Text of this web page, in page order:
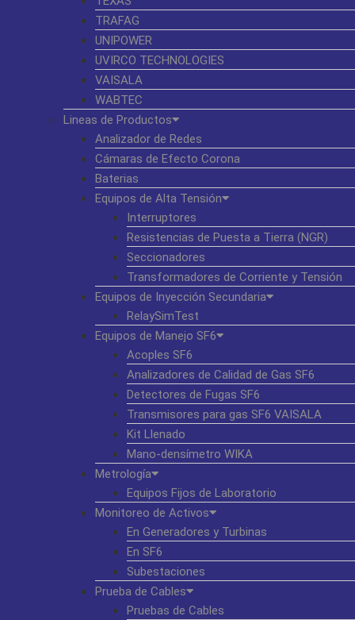
TRAFAG
UNIPOWER
UVIRCO TECHNOLOGIES
VAISALA
WABTEC
Lineas de Productos
Analizador de Redes
Cámaras de Efecto Corona
Baterias
Equipos de Alta Tensión
Interruptores
Resistencias de Puesta a Tierra (NGR)
Seccionadores
Transformadores de Corriente y Tensión
Equipos de Inyección Secundaria
RelaySimTest
Equipos de Manejo SF6
Acoples SF6
Analizadores de Calidad de Gas SF6
Detectores de Fugas SF6
Transmisores para gas SF6 VAISALA
Kit Llenado
Mano-densímetro WIKA
Metrología
Equipos Fijos de Laboratorio
Monitoreo de Activos
En Generadores y Turbinas
En SF6
Subestaciones
Prueba de Cables
Pruebas de Cables